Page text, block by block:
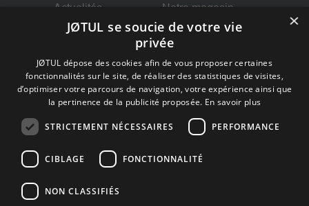
Actualités
Notre magasin
Nos services
Mentions légales
Suivez-nous
Facebook
Instagram
×
JØTUL se soucie de votre vie
privée
JØTUL dépose des cookies afin de vous proposer certaines
fonctionnalités sur le site, de réaliser des statistiques de visites,
d’optimiser votre parcours de navigation, votre expérience ainsi que
la pertinence de la publicité proposée. En savoir plus
STRICTEMENT NÉCESSAIRES PERFORMANCE
CIBLAGE FONCTIONNALITÉ
NON CLASSIFIÉS